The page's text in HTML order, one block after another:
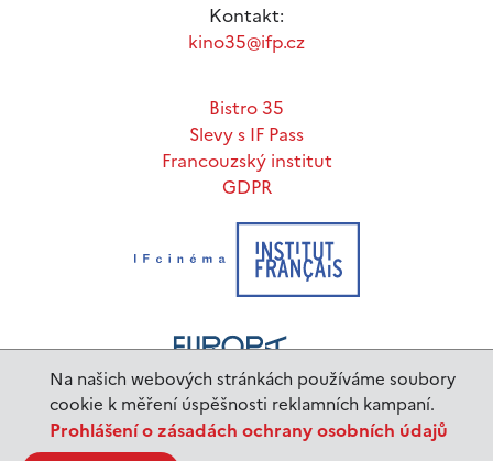
Na našich webových stránkách používáme soubory
cookie k měření úspěšnosti reklamních kampaní.
Prohlášení o zásadách ochrany osobních údajů
Kontakt:
kino35@ifp.cz
Bistro 35
Slevy s IF Pass
Francouzský institut
GDPR